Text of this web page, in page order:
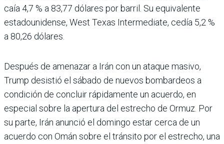
caía 4,7 % a 83,77 dólares por barril. Su equivalente
estadounidense, West Texas Intermediate, cedía 5,2 %
a 80,26 dólares.
Después de amenazar a Irán con un ataque masivo,
Trump desistió el sábado de nuevos bombardeos a
condición de concluir rápidamente un acuerdo, en
especial sobre la apertura del estrecho de Ormuz. Por
su parte, Irán anunció el domingo estar cerca de un
acuerdo con Omán sobre el tránsito por el estrecho, una